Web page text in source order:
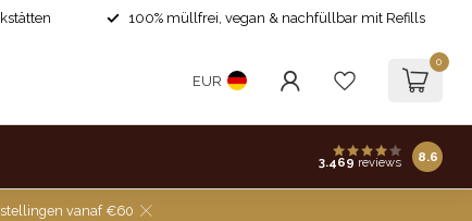
100% müllfrei, vegan & nachfüllbar mit Refills
EUR
0
3.469 reviews 8.6
vanaf €60